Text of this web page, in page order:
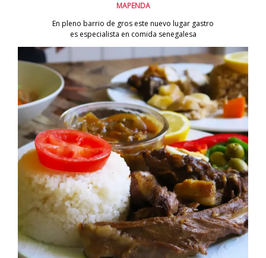
MAPENDA
En pleno barrio de gros este nuevo lugar gastro
es especialista en comida senegalesa